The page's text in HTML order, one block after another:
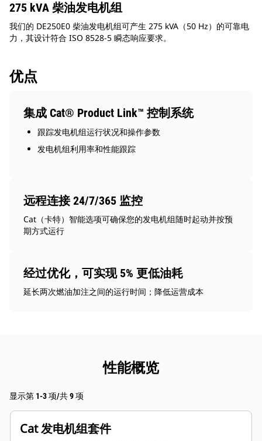
275 kVA 柴油发电机组
我们的 DE250E0 柴油发电机组可产生 275 kVA（50 Hz）的可靠电
力，其设计符合 ISO 8528-5 瞬态响应要求。
优点
集成 Cat® Product Link™ 控制系统
跟踪发电机组运行状况和操作参数
发电机组利用率和性能跟踪
远程连接 24/7/365 监控
Cat（卡特）智能选项可确保您的发电机组随时起动并按预
期方式运行
经过优化，可实现 5% 更低油耗
延长两次燃油加注之间的运行时间；降低运营成本
性能概览
显示第 1-3 项/共 9 项
Cat 发电机组套件